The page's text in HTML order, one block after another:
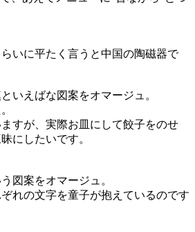
いに平たく言うと中国の陶磁器で
いえばな図案をオマージュ。
すが、実際お皿にして餃子をのせ
にしたいです。
図案をオマージュ。
れの文字を童子が抱えているのです